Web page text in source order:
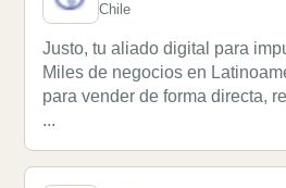
Chile
Justo, tu aliado digital para
Miles de negocios en
para vender de forma directa,
...